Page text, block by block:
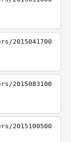
2015041700
2015083100
2015100500